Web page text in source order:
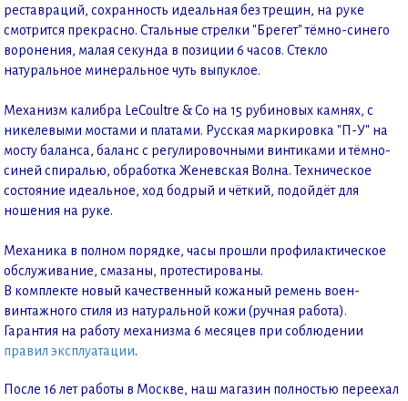
реставраций, сохранность идеальная без трещин, на руке
смотрится прекрасно. Стальные стрелки "Брегет" тёмно-синего
воронения, малая секунда в позиции 6 часов. Стекло
натуральное минеральное чуть выпуклое.
Механизм калибра LeCoultre & Co на 15 рубиновых камнях, с
никелевыми мостами и платами. Русская маркировка "П-У" на
мосту баланса, баланс с регулировочными винтиками и тёмно-
синей спиралью, обработка Женевская Волна. Техническое
состояние идеальное, ход бодрый и чёткий, подойдёт для
ношения на руке.
Механика в полном порядке, часы прошли профилактическое
обслуживание, смазаны, протестированы.
В комплекте новый качественный кожаный ремень воен-
винтажного стиля из натуральной кожи (ручная работа).
Гарантия на работу механизма 6 месяцев при соблюдении
правил эксплуатации.
После 16 лет работы в Москве, наш магазин полностью переехал